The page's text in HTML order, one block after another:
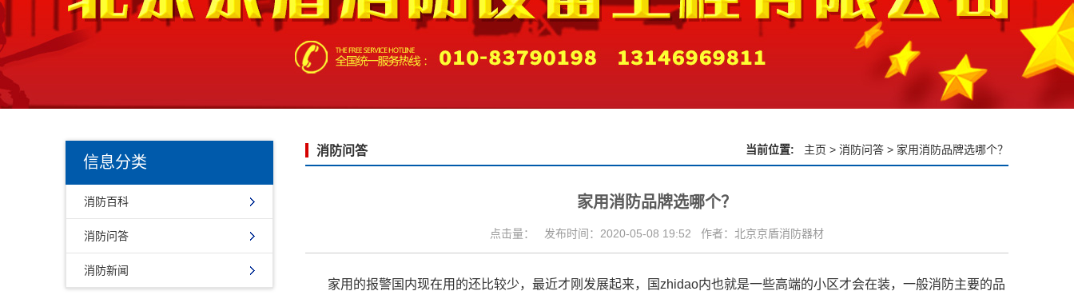
信息分类
消防百科
消防问答
消防新闻
消防问答 当前位置: 主页 > 消防问答 > 家用消防品牌选哪个？
家用消防品牌选哪个？
点击量： 发布时间：2020-05-08 19:52 作者：北京京盾消防器材
家用的报警国内现在用的还比较少，最近才刚发展起来，国zhidao内也就是一些高端的小区才会在装，一般消防主要的品